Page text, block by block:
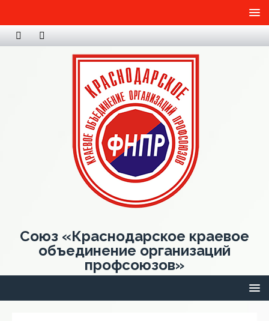
Союз «Краснодарское краевое
объединение организаций
профсоюзов»